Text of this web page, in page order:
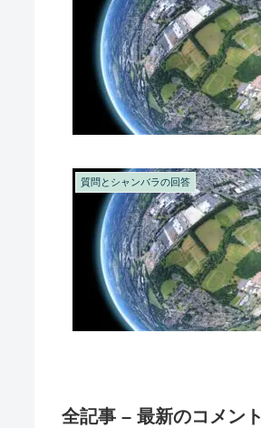
質問とシャンバラの回答
全記事 – 最新のコメント